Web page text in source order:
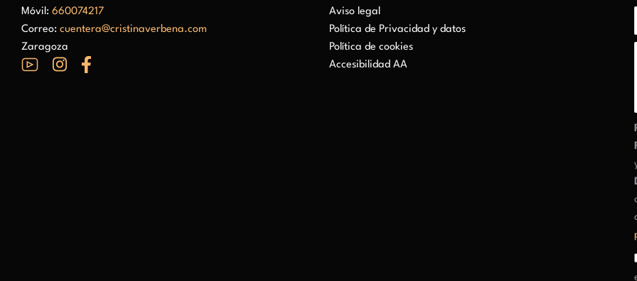
Móvil: 660074217
Correo: cuentera@cristinaverbena.com
Zaragoza
Aviso legal
Política de Privacidad y datos
Política de cookies
Accesibilidad AA